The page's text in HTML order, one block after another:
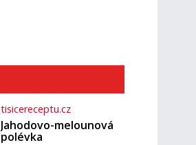
tisicereceptu.cz
Jahodovo-melounová
polévka